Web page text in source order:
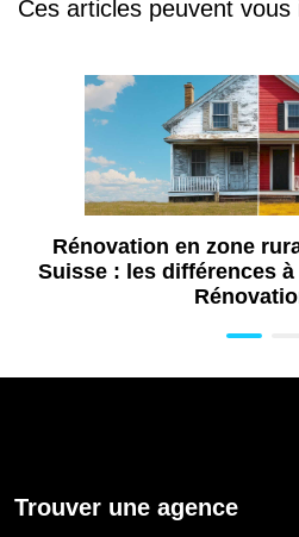
Ces articles peuvent vous
Rénovation en zone
Suisse : les différences
Trouver une agence